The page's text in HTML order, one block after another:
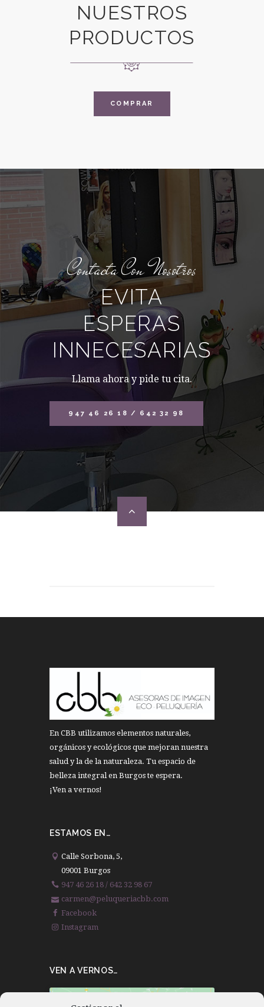
NUESTROS
PRODUCTOS
COMPRAR
Contacta Con Nosotros
EVITA
ESPERAS
INNECESARIAS
Llama ahora y pide tu cita.
947 46 26 18 / 642 32 98
67
En CBB utilizamos elementos naturales,
orgánicos y ecológicos que mejoran nuestra
salud y la de la naturaleza. Tu espacio de
belleza integral en Burgos te espera.
¡Ven a vernos!
ESTAMOS EN…
Calle Sorbona, 5,
09001 Burgos
947 46 26 18 / 642 32 98 67
carmen@peluqueriacbb.com
Facebook
Instagram
VEN A VERNOS…